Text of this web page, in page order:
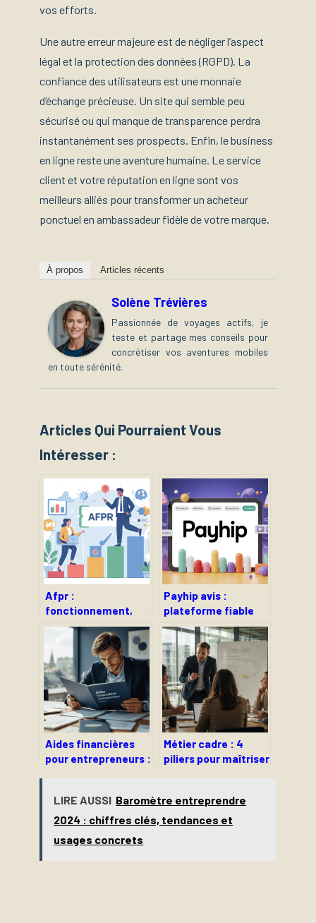
vos efforts.
Une autre erreur majeure est de négliger l’aspect
légal et la protection des données (RGPD). La
confiance des utilisateurs est une monnaie
d’échange précieuse. Un site qui semble peu
sécurisé ou qui manque de transparence perdra
instantanément ses prospects. Enfin, le business
en ligne reste une aventure humaine. Le service
client et votre réputation en ligne sont vos
meilleurs alliés pour transformer un acheteur
ponctuel en ambassadeur fidèle de votre marque.
À propos Articles récents
Solène Trévières
Passionnée de voyages actifs, je
teste et partage mes conseils pour
concrétiser vos aventures mobiles
en toute sérénité.
Articles Qui Pourraient Vous
Intéresser :
Afpr :
fonctionnement,
financement et
avantages pour les
demandeurs
d’emploi
Payhip avis :
plateforme fiable
pour vendre en ligne
en 2026 ?
Aides financières
pour entrepreneurs :
trésorerie et
financer votre
Métier cadre : 4
piliers pour maîtriser
évolution
LIRE AUSSI Baromètre entreprendre
2024 : chiffres clés, tendances et
usages concrets